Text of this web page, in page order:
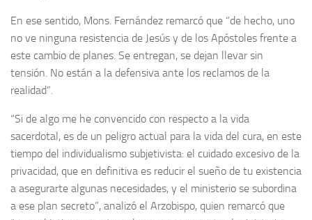
En ese sentido, Mons. Fernández remarcó que “de hecho, uno
no ve ninguna resistencia de Jesús y de los Apóstoles frente a
este cambio de planes. Se entregan, se dejan llevar sin
tensión. No están a la defensiva ante los reclamos de la
realidad”.
“Si de algo me he convencido con respecto a la vida
sacerdotal, es de un peligro actual para la vida del cura, en este
tiempo del individualismo subjetivista: el cuidado excesivo de la
privacidad, que en definitiva es reducir el sueño de tu existencia
a asegurarte algunas necesidades, y el ministerio se subordina
a ese plan secreto”, analizó el Arzobispo, quien remarcó que